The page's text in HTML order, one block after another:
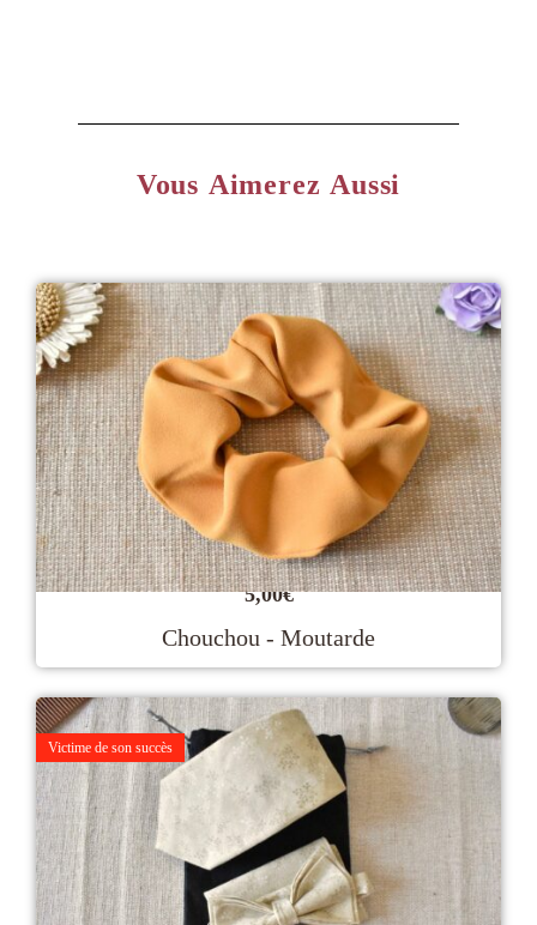
Vous Aimerez Aussi
5,00€
Chouchou - Moutarde
Victime de son succès